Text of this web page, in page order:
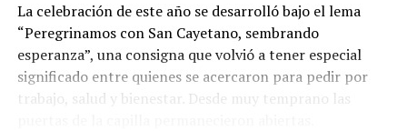
La celebración de este año se desarrolló bajo el lema
“Peregrinamos con San Cayetano, sembrando
esperanza”, una consigna que volvió a tener especial
significado entre quienes se acercaron para pedir por
trabajo, salud y bienestar. Desde muy temprano las